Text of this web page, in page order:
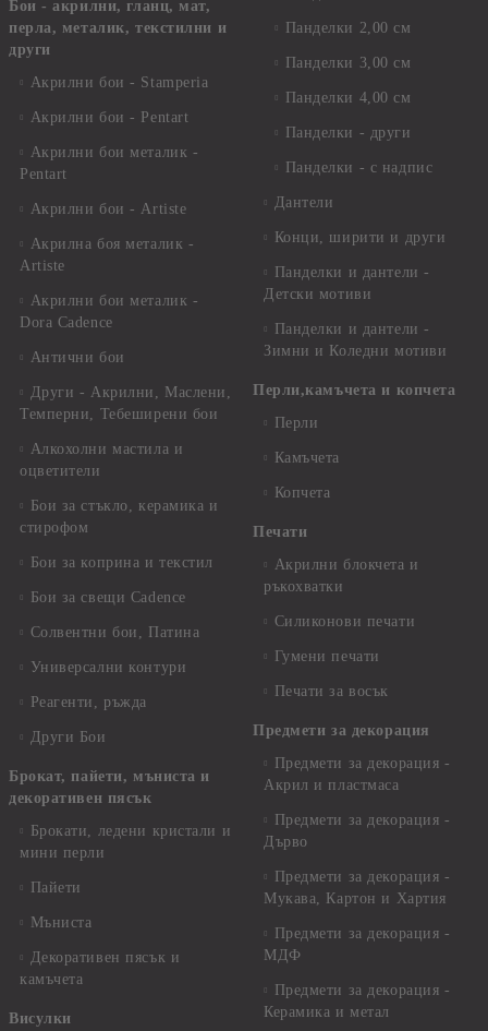
Бои - акрилни, гланц, мат,
перла, металик, текстилни и
други
Акрилни бои - Stamperia
Акрилни бои - Pentart
Акрилни бои металик -
Pentart
Акрилни бои - Artiste
Акрилна боя металик -
Artiste
Акрилни бои металик -
Dora Cadence
Антични бои
Други - Акрилни, Маслени,
Темперни, Тебеширени бои
Алкохолни мастила и
оцветители
Бои за стъкло, керамика и
стирофом
Бои за коприна и текстил
Бои за свещи Cadence
Солвентни бои, Патина
Универсални контури
Реагенти, ръжда
Други Бои
Брокат, пайети, мъниста и
декоративен пясък
Брокати, ледени кристали и
мини перли
Пайети
Мъниста
Декоративен пясък и
камъчета
Висулки
Панделки 2,00 см
Панделки 3,00 см
Панделки 4,00 см
Панделки - други
Панделки - с надпис
Дантели
Конци, ширити и други
Панделки и дантели -
Детски мотиви
Панделки и дантели -
Зимни и Коледни мотиви
Перли,камъчета и копчета
Перли
Камъчета
Копчета
Печати
Акрилни блокчета и
ръкохватки
Силиконови печати
Гумени печати
Печати за восък
Предмети за декорация
Предмети за декорация -
Акрил и пластмаса
Предмети за декорация -
Дърво
Предмети за декорация -
Мукава, Картон и Хартия
Предмети за декорация -
МДФ
Предмети за декорация -
Керамика и метал